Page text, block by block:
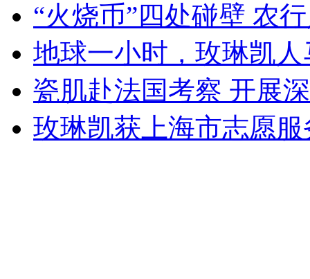
“火烧币”四处碰壁 农
地球一小时，玫琳凯
瓷肌赴法国考察 开展
玫琳凯获上海市志愿